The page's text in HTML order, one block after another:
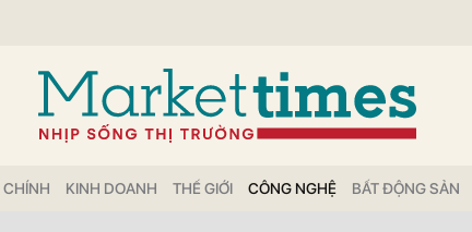
CHÍNH KINH DOANH THẾ GIỚI CÔNG NGHỆ BẤT ĐỘNG SẢN
luận